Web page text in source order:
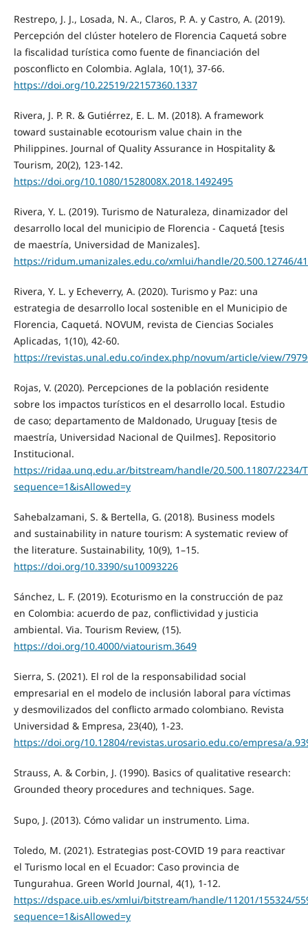
Restrepo, J. J., Losada, N. A., Claros, P. A. y Castro, A. (2019).
Percepción del clúster hotelero de Florencia Caquetá sobre
la fiscalidad turística como fuente de financiación del
posconflicto en Colombia. Aglala, 10(1), 37-66.
https://doi.org/10.22519/22157360.1337
Rivera, J. P. R. & Gutiérrez, E. L. M. (2018). A framework
toward sustainable ecotourism value chain in the
Philippines. Journal of Quality Assurance in Hospitality &
Tourism, 20(2), 123-142.
https://doi.org/10.1080/1528008X.2018.1492495
Rivera, Y. L. (2019). Turismo de Naturaleza, dinamizador del
desarrollo local del municipio de Florencia - Caquetá [tesis
de maestría, Universidad de Manizales].
https://ridum.umanizales.edu.co/xmlui/handle/20.500.12746/
Rivera, Y. L. y Echeverry, A. (2020). Turismo y Paz: una
estrategia de desarrollo local sostenible en el Municipio de
Florencia, Caquetá. NOVUM, revista de Ciencias Sociales
Aplicadas, 1(10), 42-60.
https://revistas.unal.edu.co/index.php/novum/article/view/
Rojas, V. (2020). Percepciones de la población residente
sobre los impactos turísticos en el desarrollo local. Estudio
de caso; departamento de Maldonado, Uruguay [tesis de
maestría, Universidad Nacional de Quilmes]. Repositorio
Institucional.
https://ridaa.unq.edu.ar/bitstream/handle/20.500.11807/2234/
sequence=1&isAllowed=y
Sahebalzamani, S. & Bertella, G. (2018). Business models
and sustainability in nature tourism: A systematic review of
the literature. Sustainability, 10(9), 1–15.
https://doi.org/10.3390/su10093226
Sánchez, L. F. (2019). Ecoturismo en la construcción de paz
en Colombia: acuerdo de paz, conflictividad y justicia
ambiental. Via. Tourism Review, (15).
https://doi.org/10.4000/viatourism.3649
Sierra, S. (2021). El rol de la responsabilidad social
empresarial en el modelo de inclusión laboral para víctimas
y desmovilizados del conflicto armado colombiano. Revista
Universidad & Empresa, 23(40), 1-23.
https://doi.org/10.12804/revistas.urosario.edu.co/empresa/
Strauss, A. & Corbin, J. (1990). Basics of qualitative research:
Grounded theory procedures and techniques. Sage.
Supo, J. (2013). Cómo validar un instrumento. Lima.
Toledo, M. (2021). Estrategias post-COVID 19 para reactivar
el Turismo local en el Ecuador: Caso provincia de
Tungurahua. Green World Journal, 4(1), 1-12.
https://dspace.uib.es/xmlui/bitstream/handle/11201/155324/
sequence=1&isAllowed=y